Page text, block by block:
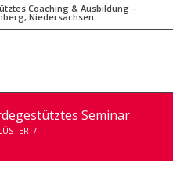
Coaching & Ausbildung –
Niedersachsen
Seminar
/